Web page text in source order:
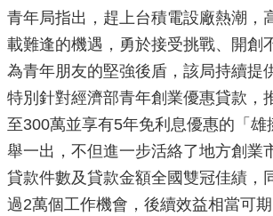
服
務
公
開
訊
網
站
導
青年局指出，趕上台積電設廠熱潮，
載難逢的機遇，勇於接受挑戰、開創
為青年朋友的堅強後盾，該局持續提
特別針對經濟部青年創業優惠貸款，
至300萬並享有5年免利息優惠的「雄
舉一出，不但進一步活絡了地方創業
貸款件數及貸款金額全國雙冠佳績，
過2萬個工作機會，後續效益相當可期